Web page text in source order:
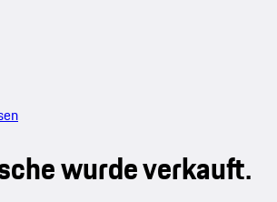
wurde verkauft.